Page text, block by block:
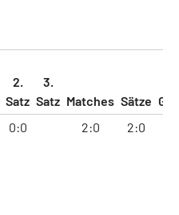
2.
Satz
3.
Satz Matches Sätze
0:0 2:0 2:0